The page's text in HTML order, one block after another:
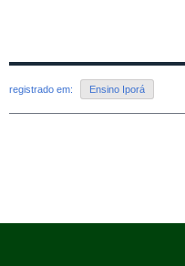
registrado em: Ensino Iporá